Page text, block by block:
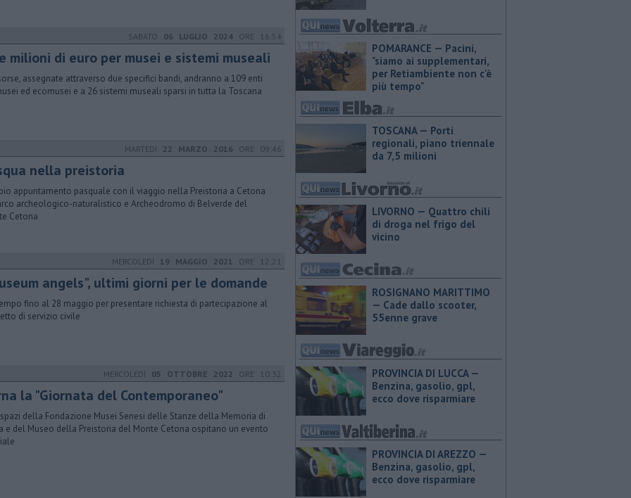
SABATO 06 LUGLIO 2024 ORE 16:54
milioni di euro per musei e sistemi museali
assegnate attraverso due specifici bandi, andranno a 109 enti
ed ecomusei e a 26 sistemi museali sparsi in tutta la Toscana
MARTEDÌ 22 MARZO 2016 ORE 09:46
nella preistoria
appuntamento pasquale con il viaggio nella Preistoria a Cetona
archeologico-naturalistico e Archeodromo di Belverde del
Cetona
MERCOLEDÌ 19 MAGGIO 2021 ORE 12:21
angels", ultimi giorni per le domande
fino al 28 maggio per presentare richiesta di partecipazione al
di servizio civile
MERCOLEDÌ 05 OTTOBRE 2022 ORE 10:32
la "Giornata del Contemporaneo"
della Fondazione Musei Senesi delle Stanze della Memoria di
e del Museo della Preistoria del Monte Cetona ospitano un evento
POMARANCE — Pacini,
"siamo ai supplementari,
per Retiambiente non c'è
più tempo"
TOSCANA — Porti
regionali, piano triennale
da 7,5 milioni
LIVORNO — Quattro chili
di droga nel frigo del
vicino
ROSIGNANO MARITTIMO
— Cade dallo scooter,
55enne grave
PROVINCIA DI LUCCA — ​
Benzina, gasolio, gpl,
ecco dove risparmiare
PROVINCIA DI AREZZO — ​
Benzina, gasolio, gpl,
ecco dove risparmiare